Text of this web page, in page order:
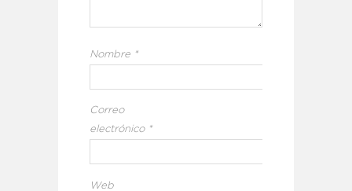
Nombre *
Correo
electrónico *
Web